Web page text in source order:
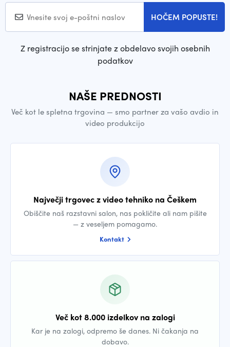
HOČEM POPUSTE!
Z registracijo se strinjate z obdelavo svojih osebnih
podatkov
NAŠE PREDNOSTI
Več kot le spletna trgovina — smo partner za vašo avdio in
video produkcijo
Največji trgovec z video tehniko na Češkem
Obiščite naš razstavni salon, nas pokličite ali nam pišite
— z veseljem pomagamo.
Kontakt
Več kot 8.000 izdelkov na zalogi
Kar je na zalogi, odpremo še danes. Ni čakanja na
dobavo.